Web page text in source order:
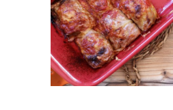
ÚNETE A LA NEWSLETTER
RECOMENDACIONES